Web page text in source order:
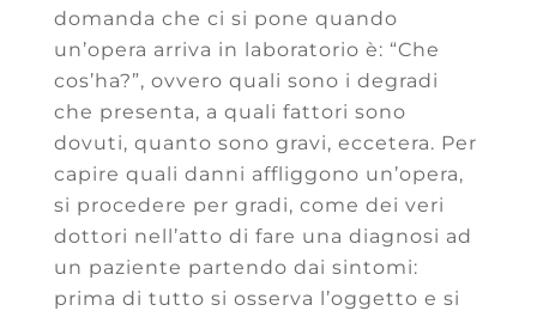
domanda che ci si pone quando
un’opera arriva in laboratorio è: “Che
cos’ha?”, ovvero quali sono i degradi
che presenta, a quali fattori sono
dovuti, quanto sono gravi, eccetera. Per
capire quali danni affliggono un’opera,
si procedere per gradi, come dei veri
dottori nell’atto di fare una diagnosi ad
un paziente partendo dai sintomi:
prima di tutto si osserva l’oggetto e si